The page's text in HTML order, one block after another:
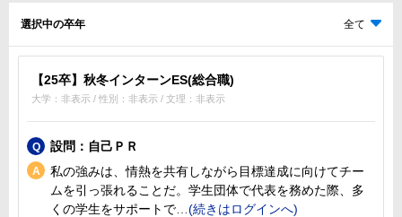
選択中の卒年 全て
【25卒】秋冬インターンES(総合職)
大学：非表示 / 性別：非表示 / 文理：非表示
設問：自己ＰＲ
私の強みは、情熱を共有しながら目標達成に向けてチー
ムを引っ張れることだ。学生団体で代表を務めた際、多
くの学生をサポートで